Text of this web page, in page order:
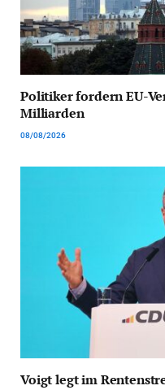
Politiker fordern EU-
Milliarden
08/08/2026
Voigt legt im